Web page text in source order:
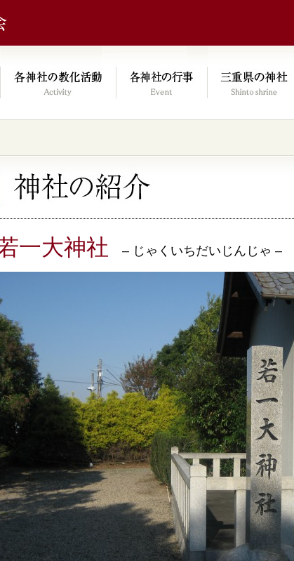
mie-jinjacho.or.jp/public_html/kyoka.mie-
64
一大神社 – じゃくいちだいじんじゃ –